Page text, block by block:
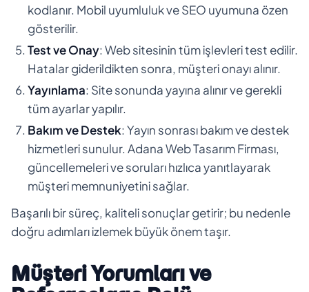
kodlanır. Mobil uyumluluk ve SEO uyumuna özen
gösterilir.
Test ve Onay: Web sitesinin tüm işlevleri test edilir.
Hatalar giderildikten sonra, müşteri onayı alınır.
Yayınlama: Site sonunda yayına alınır ve gerekli
tüm ayarlar yapılır.
Bakım ve Destek: Yayın sonrası bakım ve destek
hizmetleri sunulur. Adana Web Tasarım Firması,
güncellemeleri ve soruları hızlıca yanıtlayarak
müşteri memnuniyetini sağlar.
Başarılı bir süreç, kaliteli sonuçlar getirir; bu nedenle
doğru adımları izlemek büyük önem taşır.
Müşteri Yorumları ve